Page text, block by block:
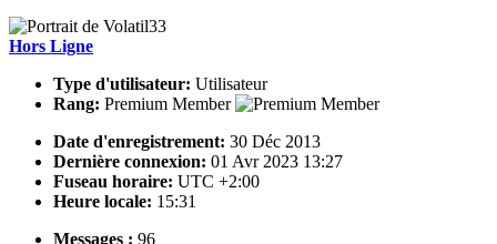
Hors Ligne
Type d'utilisateur: Utilisateur
Rang: Premium Member
Date d'enregistrement: 30 Déc 2013
Dernière connexion: 01 Avr 2023 13:27
Fuseau horaire: UTC +2:00
Heure locale: 15:31
Messages : 96